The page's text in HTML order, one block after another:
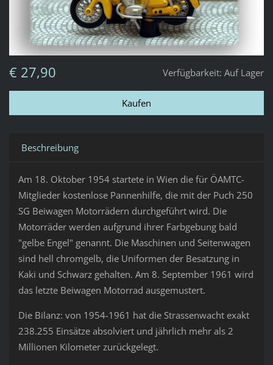
Verfügbarkeit: Auf Lager
€ 27,90
Beschreibung
Am 18. Oktober 1954 startete in Wien die für ÖAMTC-
Mitglieder kostenlose Pannenhilfe, die mit der Puch 250
SG Beiwagen Motorrädern durchgeführt wird. Die
Motorräder werden aufgrund ihrer Farbgebung bald
"gelbe Engel" genannt. Die Maschinen und Seitenwagen
sind hell chromgelb, die Uniformen der Besatzung in
Kaki und Schwarz gehalten. Am 8. September 1961 wird
das letzte Beiwagen Motorrad ausgemustert.
Die Bilanz: von 1954-1961 hat die Strassenwacht exakt
238.255 Einsätze absolviert und jährlich mehr als 2
Millionen Kilometer zurückgelegt.